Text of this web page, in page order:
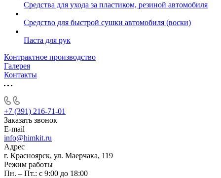
Средства для ухода за пластиком, резиной автомобиля
Средство для быстрой сушки автомобиля (воски)
Паста для рук
Контрактное производство
Галерея
Контакты
+7 (391) 216-71-01
Заказать звонок
E-mail
info@himkit.ru
Адрес
г. Красноярск, ул. Маерчака, 119
Режим работы
Пн. – Пт.: с 9:00 до 18:00